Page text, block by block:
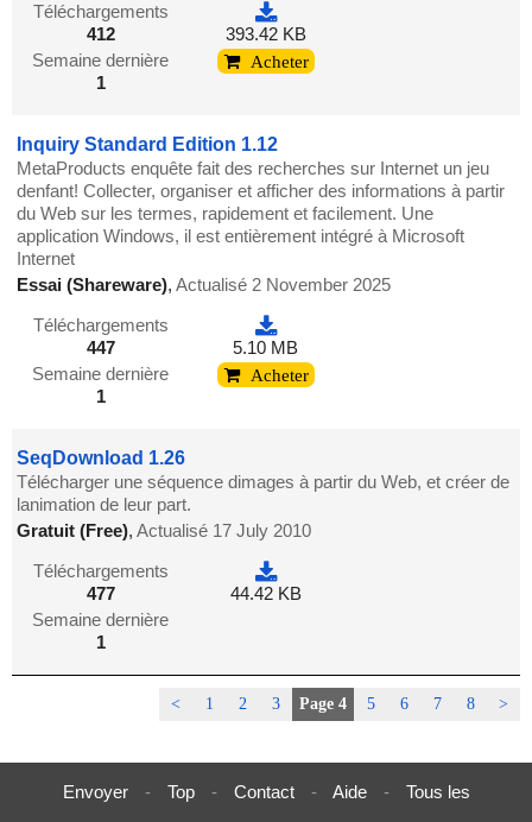
Téléchargements
412
Semaine dernière
1
393.42 KB
Acheter
Inquiry Standard Edition 1.12
MetaProducts enquête fait des recherches sur Internet un jeu
denfant! Collecter, organiser et afficher des informations à partir
du Web sur les termes, rapidement et facilement. Une
application Windows, il est entièrement intégré à Microsoft
Internet
Essai (Shareware),Actualisé 2 November 2025
Téléchargements
447
Semaine dernière
1
5.10 MB
Acheter
SeqDownload 1.26
Télécharger une séquence dimages à partir du Web, et créer de
lanimation de leur part.
Gratuit (Free),Actualisé 17 July 2010
Téléchargements
477
Semaine dernière
1
44.42 KB
< 1 2 3 Page 4 5 6 7 8 >
Envoyer - Top - Contact - Aide -
Tous les